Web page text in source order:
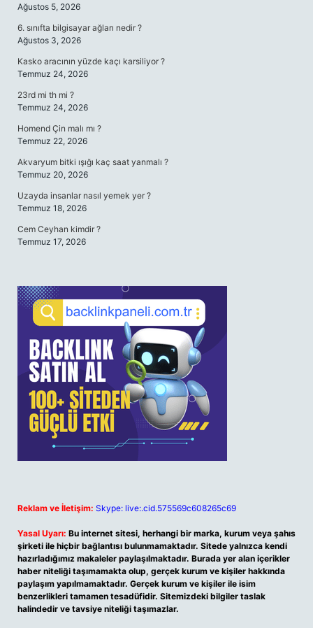
Ağustos 5, 2026
6. sınıfta bilgisayar ağları nedir ?
Ağustos 3, 2026
Kasko aracının yüzde kaçı karsiliyor ?
Temmuz 24, 2026
23rd mi th mi ?
Temmuz 24, 2026
Homend Çin malı mı ?
Temmuz 22, 2026
Akvaryum bitki ışığı kaç saat yanmalı ?
Temmuz 20, 2026
Uzayda insanlar nasıl yemek yer ?
Temmuz 18, 2026
Cem Ceyhan kimdir ?
Temmuz 17, 2026
Reklam ve İletişim: Skype: live:.cid.575569c608265c69
Yasal Uyarı: Bu internet sitesi, herhangi bir marka, kurum veya şahıs
şirketi ile hiçbir bağlantısı bulunmamaktadır. Sitede yalnızca kendi
hazırladığımız makaleler paylaşılmaktadır. Burada yer alan içerikler
haber niteliği taşımamakta olup, gerçek kurum ve kişiler hakkında
paylaşım yapılmamaktadır. Gerçek kurum ve kişiler ile isim
benzerlikleri tamamen tesadüfidir. Sitemizdeki bilgiler taslak
halindedir ve tavsiye niteliği taşımazlar.